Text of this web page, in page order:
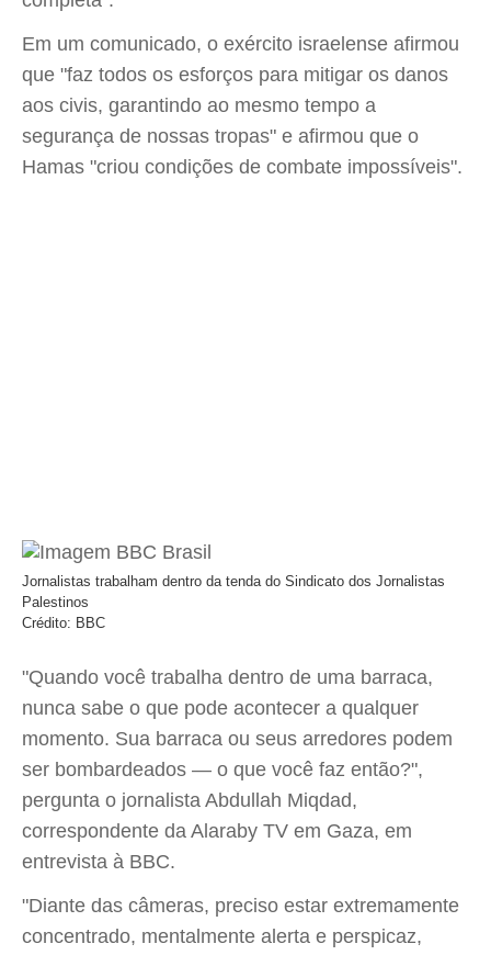
Em um comunicado, o exército israelense afirmou
que "faz todos os esforços para mitigar os danos
aos civis, garantindo ao mesmo tempo a
segurança de nossas tropas" e afirmou que o
Hamas "criou condições de combate impossíveis".
Jornalistas trabalham dentro da tenda do Sindicato dos Jornalistas
Palestinos
Crédito: BBC
"Quando você trabalha dentro de uma barraca,
nunca sabe o que pode acontecer a qualquer
momento. Sua barraca ou seus arredores podem
ser bombardeados — o que você faz então?",
pergunta o jornalista Abdullah Miqdad,
correspondente da Alaraby TV em Gaza, em
entrevista à BBC.
"Diante das câmeras, preciso estar extremamente
concentrado, mentalmente alerta e perspicaz,